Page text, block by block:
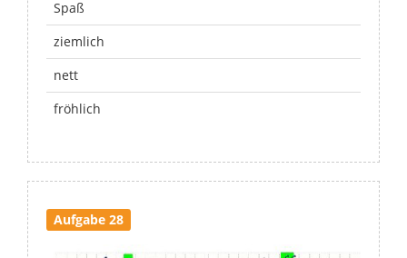
Spaß
ziemlich
nett
fröhlich
Aufgabe 28